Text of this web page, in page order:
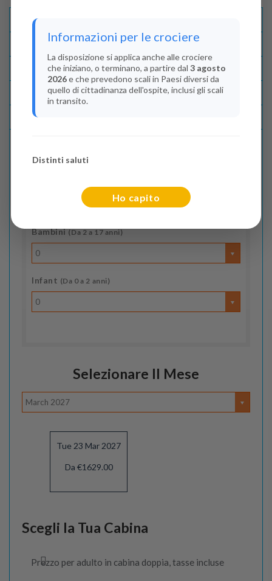
Disponibilità
Condizioni
Recensioni
Indica il numero dei passeggeri
Bambini(Da 2 a 17 anni)
0
Infant (Da 0 a 2 anni)
0
Selezionare Il Mese
March 2027
Tue 23 Mar 2027
Da €1629.00
Scegli la Tua Cabina
Prezzo per adulto in cabina doppia, tasse incluse
Informazioni per le crociere
La disposizione si applica anche alle crociere
che iniziano, o terminano, a partire dal 3 agosto
2026e che prevedono scali in Paesi diversi da
quello di cittadinanza dell'ospite, inclusi gli scali
in transito.
Distinti saluti
Ho capito